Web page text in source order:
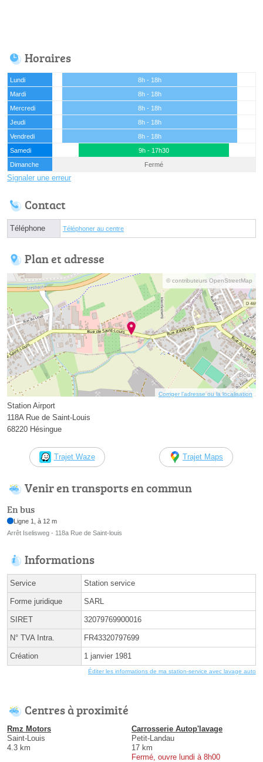
Horaires
Lundi
8h - 18h
Mardi
8h - 18h
Mercredi
8h - 18h
Jeudi
8h - 18h
Vendredi
8h - 18h
Samedi
9h - 17h30
Dimanche
Fermé
Signaler une erreur
Contact
Téléphone Téléphoner au centre
Plan et adresse
© contributeurs OpenStreetMap
Corriger l’adresse ou la localisation
Station Airport
118A Rue de Saint-Louis
68220 Hésingue
Trajet Waze Trajet Maps
Venir en transports en commun
En bus
Ligne 1, à 12 m
Arrêt Iselisweg - 118a Rue de Saint-louis
Informations
Service Station service
Forme juridique SARL
SIRET 32079769900016
N° TVA Intra. FR43320797699
Création 1 janvier 1981
Éditer les informations de ma station-service avec lavage auto
Centres à proximité
Rmz Motors
Saint-Louis
4.3 km
Carrosserie Autop'lavage
Petit-Landau
17 km
Fermé, ouvre lundi à 8h00